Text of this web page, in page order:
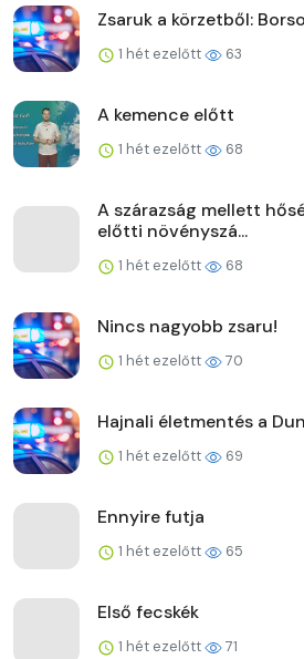
Zsaruk a körzetből:
1 hét ezelőtt 63
A kemence előtt
1 hét ezelőtt 68
A szárazság mellett
előtti növényszá...
1 hét ezelőtt 68
Nincs nagyobb zsaru!
1 hét ezelőtt 70
Hajnali életmentés a
1 hét ezelőtt 69
Ennyire futja
1 hét ezelőtt 65
Első fecskék
1 hét ezelőtt 71